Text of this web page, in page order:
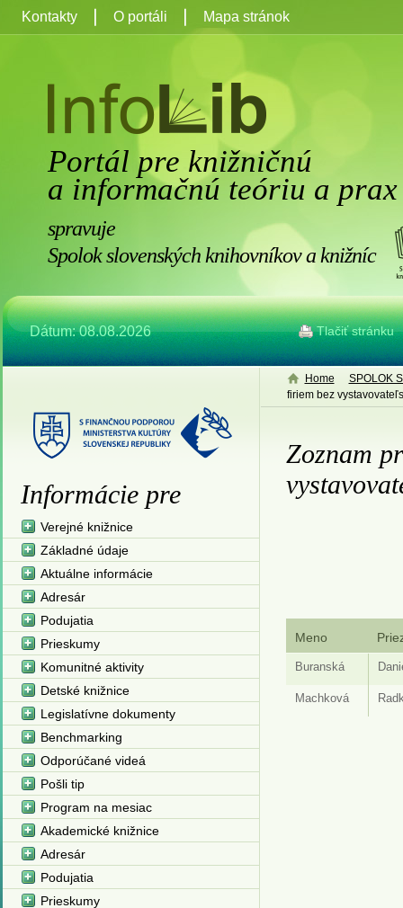
Portál pre knižničnú
a informačnú teóriu a prax
spravuje
Spolok slovenských knihovníkov a knižníc
Dátum: 08.08.2026 Tlačiť stránku
Kontakty O portáli Mapa stránok
Home
SPOLOK
firiem bez
Zoznam
Meno
Buranská
Machková
Informácie pre
Verejné knižnice
Základné údaje
Aktuálne informácie
Adresár
Podujatia
Prieskumy
Komunitné aktivity
Detské knižnice
Legislatívne dokumenty
Benchmarking
Odporúčané videá
Pošli tip
Program na mesiac
Akademické knižnice
Adresár
Podujatia
Prieskumy